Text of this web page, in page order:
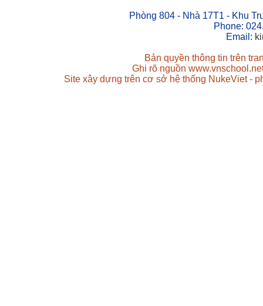
Phòng 804 - Nhà 17T1 - Khu
Phone:
Email:
Bản quyền thông tin trên
Ghi rõ nguồn
Site xây dựng trên cơ sở hệ thống NukeViet -